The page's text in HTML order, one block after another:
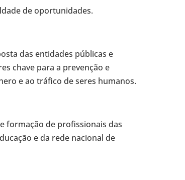
de oportunidades.
das entidades públicas e
chave para a prevenção e
e ao tráfico de seres humanos.
formação de profissionais das
e da rede nacional de